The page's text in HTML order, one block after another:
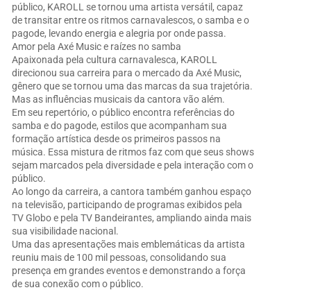
público, KAROLL se tornou uma artista versátil, capaz
de transitar entre os ritmos carnavalescos, o samba e o
pagode, levando energia e alegria por onde passa.
Amor pela Axé Music e raízes no samba
Apaixonada pela cultura carnavalesca, KAROLL
direcionou sua carreira para o mercado da Axé Music,
gênero que se tornou uma das marcas da sua trajetória.
Mas as influências musicais da cantora vão além.
Em seu repertório, o público encontra referências do
samba e do pagode, estilos que acompanham sua
formação artística desde os primeiros passos na
música. Essa mistura de ritmos faz com que seus shows
sejam marcados pela diversidade e pela interação com o
público.
Ao longo da carreira, a cantora também ganhou espaço
na televisão, participando de programas exibidos pela
TV Globo e pela TV Bandeirantes, ampliando ainda mais
sua visibilidade nacional.
Uma das apresentações mais emblemáticas da artista
reuniu mais de 100 mil pessoas, consolidando sua
presença em grandes eventos e demonstrando a força
de sua conexão com o público.